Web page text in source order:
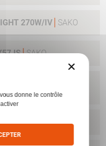
270W/IV SAKO
SAKO
7RM-
SAKO
250 SAKO
×
donne le contrôle